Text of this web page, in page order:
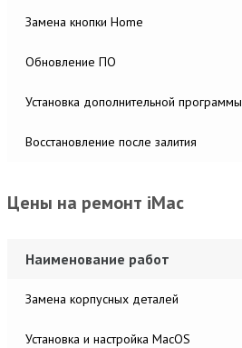
Замена кнопки Home
Обновление ПО
Установка дополнительной программы
Восстановление после залития
Цены на ремонт iMac
Наименование работ
Замена корпусных деталей
Установка и настройка MacОS